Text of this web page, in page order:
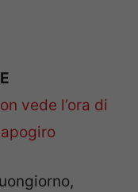
vede l’ora di